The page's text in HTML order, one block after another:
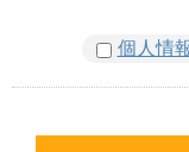
個人情